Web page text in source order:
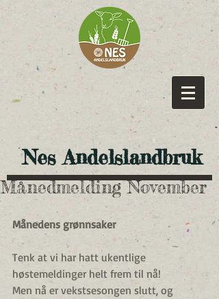
Andelslandbruk
Månedmelding November
Månedens grønnsaker
Tenk at vi har hatt ukentlige
høstemeldinger helt frem til nå!
Men nå er vekstsesongen slutt, og